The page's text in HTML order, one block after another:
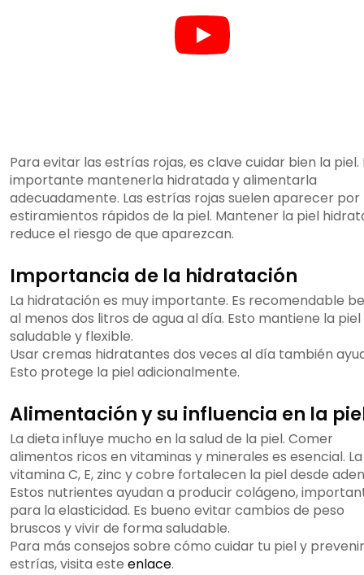
Para evitar las estrías rojas, es clave cuidar bien la piel.
importante mantenerla hidratada y alimentarla
adecuadamente. Las estrías rojas suelen aparecer por
estiramientos rápidos de la piel. Mantener la piel
reduce el riesgo de que aparezcan.
Importancia de la hidratación
La hidratación es muy importante. Es recomendable
al menos dos litros de agua al día. Esto mantiene la piel
saludable y flexible.
Usar cremas hidratantes dos veces al día también
Esto protege la piel adicionalmente.
Alimentación y su influencia en la
La dieta influye mucho en la salud de la piel. Comer
alimentos ricos en vitaminas y minerales es esencial. La
vitamina C, E, zinc y cobre fortalecen la piel desde
Estos nutrientes ayudan a producir colágeno,
para la elasticidad. Es bueno evitar cambios de peso
bruscos y vivir de forma saludable.
Para más consejos sobre cómo cuidar tu piel y
estrías, visita este enlace.